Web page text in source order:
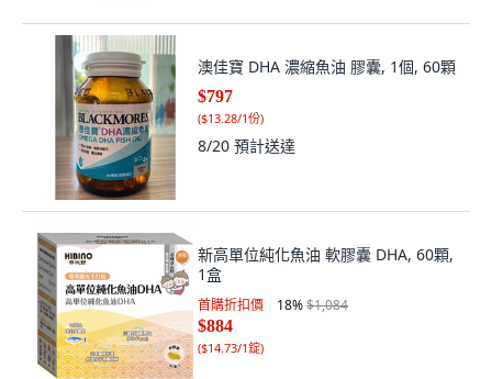
澳佳寶 DHA 濃縮魚油 膠囊, 1個, 60顆
$797
($13.28/1份)
8/20 預計送達
新高單位純化魚油 軟膠囊 DHA, 60顆,
1盒
首購折扣價 18%$1,084
$884
($14.73/1錠)